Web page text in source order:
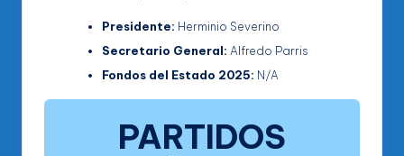
Presidente: Herminio Severino
Secretario General: Alfredo Parris
Fondos del Estado 2025: N/A
PARTIDOS